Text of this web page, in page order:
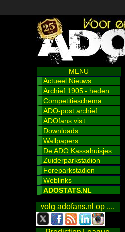
MENU
Actueel Nieuws
Archief 1905 - heden
Competitieschema
ADO-post archief
ADOfans visit
Downloads
Wallpapers
De ADO Kassahuisjes
Zuiderparkstadion
Foreparkstadion
Weblinks
ADOSTATS.NL
volg adofans.nl op ....